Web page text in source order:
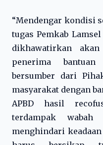
“Mendengar kondisi
tugas Pemkab
dikhawatirkan
penerima
bersumber dari
masyarakat dengan
APBD hasil
terdampak wabah
menghindari